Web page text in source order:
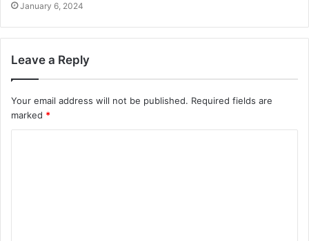
January 6, 2024
Leave a Reply
Your email address will not be published. Required fields are
marked *